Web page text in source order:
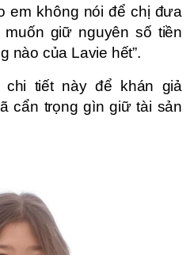
em không nói để chị đưa
giữ nguyên số tiền
nào của Lavie hết”.
tiết này để khán giả
cẩn trọng gìn giữ tài sản